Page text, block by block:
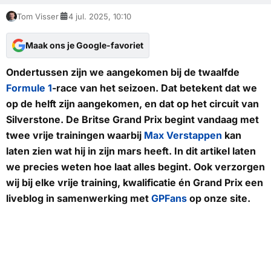
Tom Visser 4 jul. 2025, 10:10
Maak ons je Google-favoriet
Ondertussen zijn we aangekomen bij de twaalfde
Formule 1-race van het seizoen. Dat betekent dat we
op de helft zijn aangekomen, en dat op het circuit van
Silverstone. De Britse Grand Prix begint vandaag met
twee vrije trainingen waarbij Max Verstappen kan
laten zien wat hij in zijn mars heeft. In dit artikel laten
we precies weten hoe laat alles begint. Ook verzorgen
wij bij elke vrije training, kwalificatie én Grand Prix een
liveblog in samenwerking met GPFans op onze site.